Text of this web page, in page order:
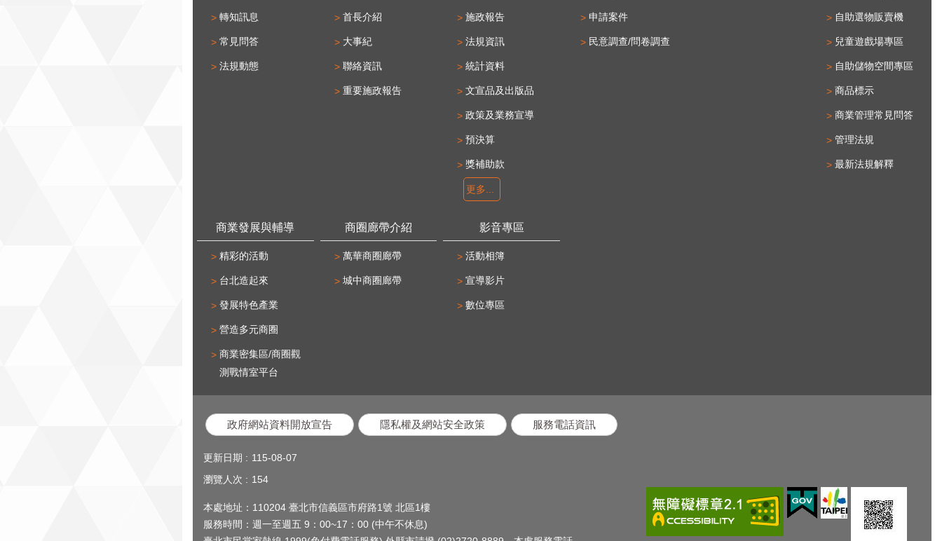
轉知訊息
常見問答
法規動態
首長介紹
大事紀
聯絡資訊
重要施政報告
施政報告
法規資訊
統計資料
文宣品及出版品
政策及業務宣導
預決算
獎補助款
更多...
申請案件
民意調查/問卷調查
自助選物販賣機
兒童遊戲場專區
自助儲物空間專區
商品標示
商業管理常見問答
管理法規
最新法規解釋
商業發展與輔導
精彩的活動
台北造起來
發展特色產業
營造多元商圈
商業密集區/商圈觀
測戰情室平台
商圈廊帶介紹
萬華商圈廊帶
城中商圈廊帶
影音專區
活動相簿
宣導影片
數位專區
政府網站資料開放宣告 隱私權及網站安全政策 服務電話資訊
更新日期
115-08-07
瀏覽人次
154
本處地址：110204 臺北市信義區市府路1號 北區1樓
服務時間：週一至週五 9：00~17：00 (中午不休息)